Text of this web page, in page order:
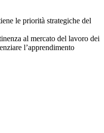
le priorità strategiche del
al mercato del lavoro dei
l’apprendimento